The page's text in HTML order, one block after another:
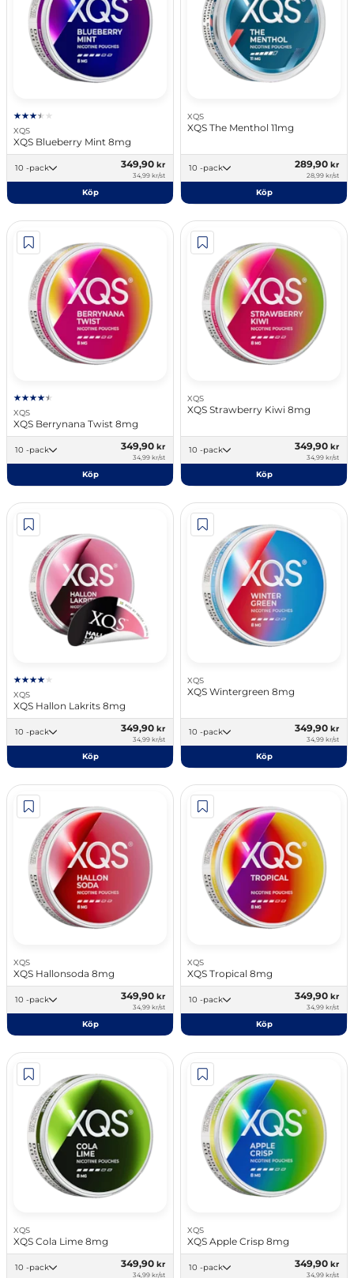
XQS
XQS Blueberry Mint 8mg
10 -pack 349,90 kr
34,99 kr/st
Köp
XQS
XQS The Menthol 11mg
10 -pack 289,90 kr
28,99 kr/st
Köp
XQS
XQS Berrynana Twist 8mg
10 -pack 349,90 kr
34,99 kr/st
Köp
XQS
XQS Strawberry Kiwi 8mg
10 -pack 349,90 kr
34,99 kr/st
Köp
XQS
XQS Hallon Lakrits 8mg
10 -pack 349,90 kr
34,99 kr/st
Köp
XQS
XQS Wintergreen 8mg
10 -pack 349,90 kr
34,99 kr/st
Köp
XQS
XQS Hallonsoda 8mg
10 -pack 349,90 kr
34,99 kr/st
Köp
XQS
XQS Tropical 8mg
10 -pack 349,90 kr
34,99 kr/st
Köp
XQS
XQS Cola Lime 8mg
10 -pack 349,90 kr
34,99 kr/st
XQS
XQS Apple Crisp 8mg
10 -pack 349,90 kr
34,99 kr/st